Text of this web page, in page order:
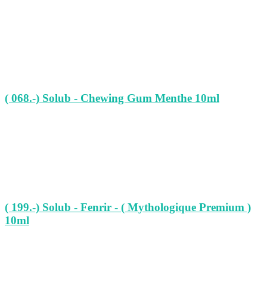
( 068.-) Solub - Chewing Gum Menthe 10ml
( 199.-) Solub - Fenrir - ( Mythologique Premium )
10ml